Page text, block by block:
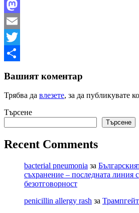
Facebook
Mastodon
Email
Twitter
Вашият коментар
Трябва да влезете, за да публикувате
Търсене
Търсене
Recent Comments
bacterial pneumonia за
съхранение – последната линия
безотговорност
penicillin allergy rash за